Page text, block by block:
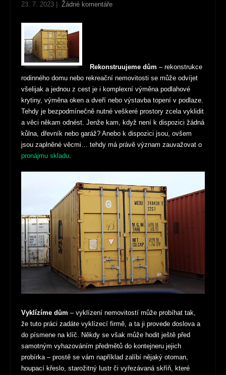
23. 7. 2023 |Žádné komentáře
Rekonstruujeme dům– rekonstrukce
rodinného domu nebo rekreační nemovitosti se může odvíjet
všelijak a jednou z cest je i komplexní výměna podlahové
krytiny, výměna oken a dveří nebo výstavba topení v podlaze.
Tehdy je bezpodmínečně nutné veškeré prostory zcela vyklidit
a věci někam odnést. Jenže kam, když není k dispozici žádná
kůlna, dřevník nebo garáž? Anebo k dispozici jsou, ovšem
jsou zaplněné věcmi… tehdy má právě význam zauvažovat o
pronájmu skladu.
Vyklízíme dům– vyklízení nemovitostí může probíhat tak,
že tuto práci zadáte vyklízecí firmě, a ta ji provede doslova a
do písmene na klíč. Někdy se však může hodit ještě před
samotným vyhazováním předmětů do kontejneru jejich
probírka – prostě se vám například zalíbí nějaký otoman,
houpací křeslo, starožitný lustr či vyřezávaná skříň, které